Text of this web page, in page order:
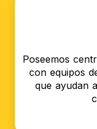
Poseemos
con equipos
que ayudan